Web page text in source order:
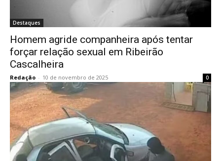
Destaques
Homem agride companheira após tentar
forçar relação sexual em Ribeirão
Cascalheira
Redação - 10 de novembro de 2025 0